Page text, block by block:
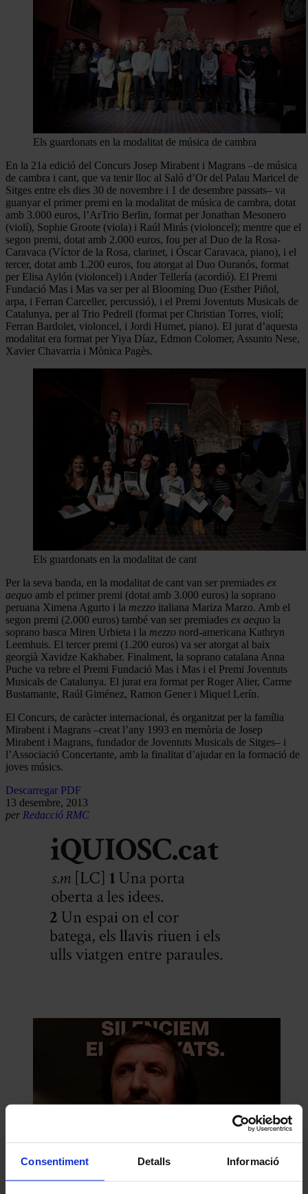
Consentiment Detalls Informació
Els guardonats en la modalitat de música de cambra
En la 21a edició del Concurs Josep Mirabent i Magrans –de música
de cambra i cant, que va tenir lloc al Saló d’Or del Palau Maricel de
Sitges entre els dies 30 de novembre i 1 de desembre passats– va
guanyar el primer premi en la modalitat de música de cambra, dotat
amb 3.000 euros, l’ArTrio Berlin, format per Jonathan Mesonero
(violí), Sophie Groote (viola) i Raúl Mirás (violoncel); mentre que el
segon premi, dotat amb 2.000 euros, fou per al Duo de la Rosa-
Caravaca (Víctor de la Rosa, clarinet, i Óscar Caravaca, piano), i el
tercer, dotat amb 1.200 euros, fou atorgat al Duo Ouranós, format
per Elisa Aylón (violoncel) i Ander Tellería (acordió). El Premi
Fundació Mas i Mas va ser per al Blooming Duo (Esther Piñol,
arpa, i Ferran Carceller, percussió), i el Premi Joventuts Musicals de
Catalunya, per al Trio Pedrell (format per Christian Torres, violí;
Ferran Bardolet, violoncel, i Jordi Humet, piano). El jurat d’aquesta
modalitat era format per Yiya Díaz, Edmon Colomer, Assunto Nese,
Xavier Chavarria i Mònica Pagès.
Els guardonats en la modalitat de cant
Per la seva banda, en la modalitat de cant van ser premiades ex
aequo amb el primer premi (dotat amb 3.000 euros) la soprano
peruana Ximena Agurto i la mezzo italiana Mariza Marzo. Amb el
segon premi (2.000 euros) també van ser premiades ex aequo la
soprano basca Miren Urbieta i la mezzo nord-americana Kathryn
Leemhuis. El tercer premi (1.200 euros) va ser atorgat al baix
georgià Xavidze Kakhaber. Finalment, la soprano catalana Anna
Puche va rebre el Premi Fundació Mas i Mas i el Premi Joventuts
Musicals de Catalunya. El jurat era format per Roger Alier, Carme
Bustamante, Raúl Giménez, Ramon Gener i Miquel Lerín.
El Concurs, de caràcter internacional, és organitzat per la família
Mirabent i Magrans –creat l’any 1993 en memòria de Josep
Mirabent i Magrans, fundador de Joventuts Musicals de Sitges– i
l’Associació Concertante, amb la finalitat d’ajudar en la formació de
joves músics.
Descarregar PDF
13 desembre, 2013
per Redacció RMC